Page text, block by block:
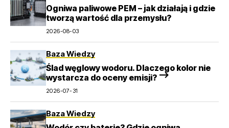
Ogniwa paliwowe PEM – jak działają i gdzie
tworzą wartość dla przemysłu?
2026-08-03
Baza Wiedzy
Ślad węglowy wodoru. Dlaczego kolor nie
wystarcza do oceny emisji? –>
2026-07-31
Baza Wiedzy